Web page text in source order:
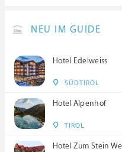
NEU IM GUIDE
Hotel Edelweiss
SÜDTIROL
Hotel Alpenhof
TIROL
Hotel Zum Stein